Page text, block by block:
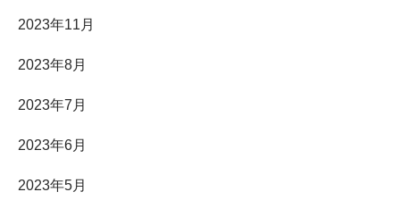
2023年11月
2023年8月
2023年7月
2023年6月
2023年5月